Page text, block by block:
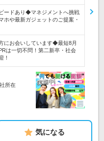
ードあり◆マネジメントへ挑戦
ホや最新ガジェットのご提案・
にお会いしています◆最短8月
は一切不問！第二新卒・社会
！
所在
気になる